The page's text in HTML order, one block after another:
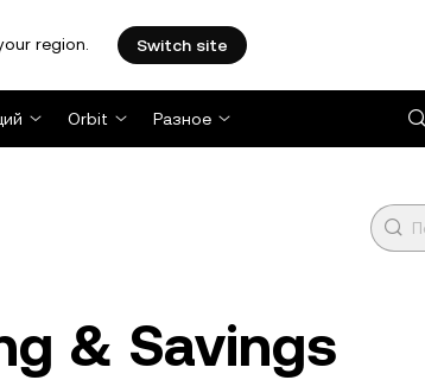
region. Switch site
Orbit Разное
& Savings